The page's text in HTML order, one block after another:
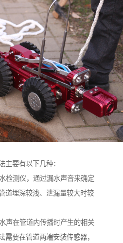
主要有以下几种：
检测仪，通过漏水声音来确定
道埋深较浅、泄漏量较大时较
声在管道内传播时产生的相关
需要在管道两端安装传感器，